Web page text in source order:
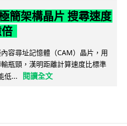
簡架構晶片 搜尋速度
容尋址記憶體（CAM）晶片，用
瓶頸，漢明距離計算速度比標準
低...
閱讀全文